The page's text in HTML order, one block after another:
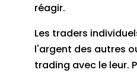
réagir.
Les traders
l'argent des autres
trading avec le leur.